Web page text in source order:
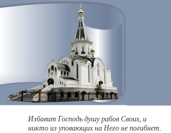
Избавит Господь душу рабов Своих, и
никто из уповающих на Него не погибнет.